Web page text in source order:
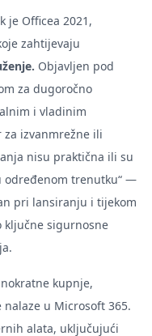
je Officea 2021,
zahtijevaju
Objavljen pod
za dugoročno
i vladinim
izvanmrežne ili
nisu praktična ili su
određenom trenutku“ —
pri lansiranju i tijekom
ključne sigurnosne
kupnje,
nalaze u Microsoft 365.
alata, uključujući